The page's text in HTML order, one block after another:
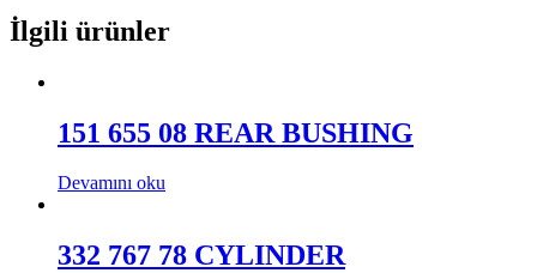
İlgili ürünler
151 655 08 REAR BUSHING
Devamını oku
332 767 78 CYLINDER